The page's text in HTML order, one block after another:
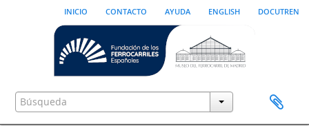
inicio contacto ayuda english docutren